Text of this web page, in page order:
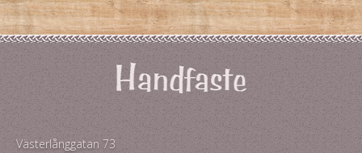
Västerlånggatan 73